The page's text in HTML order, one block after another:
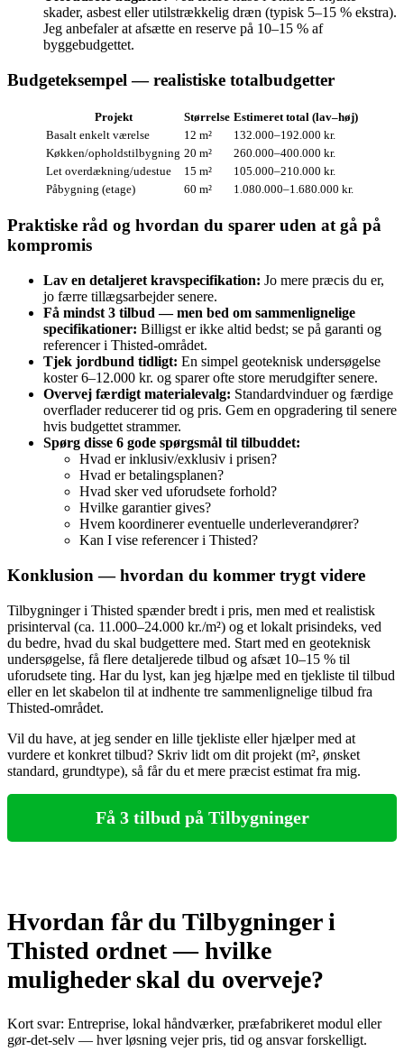
skader, asbest eller utilstrækkelig dræn (typisk 5–15 % ekstra).
Jeg anbefaler at afsætte en reserve på 10–15 % af
byggebudgettet.
Budgeteksempel — realistiske totalbudgetter
Projekt Størrelse Estimeret total (lav–høj)
Basalt enkelt værelse
12 m²
132.000–192.000 kr.
Køkken/opholdstilbygning 20 m²
260.000–400.000 kr.
Let overdækning/udestue
15 m²
105.000–210.000 kr.
Påbygning (etage)
60 m² 1.080.000–1.680.000 kr.
Praktiske råd og hvordan du sparer uden at gå på
kompromis
Lav en detaljeret kravspecifikation: Jo mere præcis du er,
jo færre tillægsarbejder senere.
Få mindst 3 tilbud — men bed om sammenlignelige
specifikationer: Billigst er ikke altid bedst; se på garanti og
referencer i Thisted‑området.
Tjek jordbund tidligt: En simpel geoteknisk undersøgelse
koster 6–12.000 kr. og sparer ofte store merudgifter senere.
Overvej færdigt materialevalg: Standardvindu­er og færdige
overflader reducerer tid og pris. Gem en opgradering til senere
hvis budgettet strammer.
Spørg disse 6 gode spørgsmål til tilbuddet:
Hvad er inklusiv/exklusiv i prisen?
Hvad er betalingsplanen?
Hvad sker ved uforudsete forhold?
Hvilke garantier gives?
Hvem koordinerer eventuelle underleverandører?
Kan I vise referencer i Thisted?
Konklusion — hvordan du kommer trygt videre
Tilbygninger i Thisted spænder bredt i pris, men med et realistisk
prisinterval (ca. 11.000–24.000 kr./m²) og et lokalt prisindeks, ved
du bedre, hvad du skal budgettere med. Start med en geoteknisk
undersøgelse, få flere detaljerede tilbud og afsæt 10–15 % til
uforudsete ting. Har du lyst, kan jeg hjælpe med en tjekliste til tilbud
eller en let skabelon til at indhente tre sammenlignelige tilbud fra
Thisted‑området.
Vil du have, at jeg sender en lille tjekliste eller hjælper med at
vurdere et konkret tilbud? Skriv lidt om dit projekt (m², ønsket
standard, grundtype), så får du et mere præcist estimat fra mig.
Få 3 tilbud på Tilbygninger
Hvordan får du Tilbygninger i
Thisted ordnet — hvilke
muligheder skal du overveje?
Kort svar: Entreprise, lokal håndværker, præfabrikeret modul eller
gør‑det‑selv — hver løsning vejer pris, tid og ansvar forskelligt.